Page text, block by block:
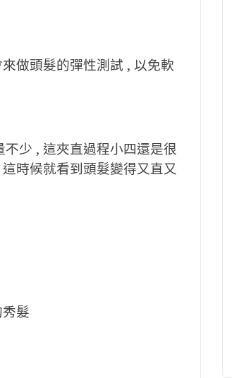
做頭髮的彈性測試 , 以免軟
少 , 這夾直過程小四還是很
時候就看到頭髮變得又直又
髮